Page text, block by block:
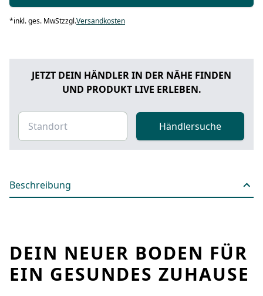
*inkl. ges. MwStzzgl.Versandkosten
JETZT DEIN HÄNDLER IN DER NÄHE FINDEN
UND PRODUKT LIVE ERLEBEN.
Händlersuche
Beschreibung
DEIN NEUER BODEN FÜR
EIN GESUNDES ZUHAUSE